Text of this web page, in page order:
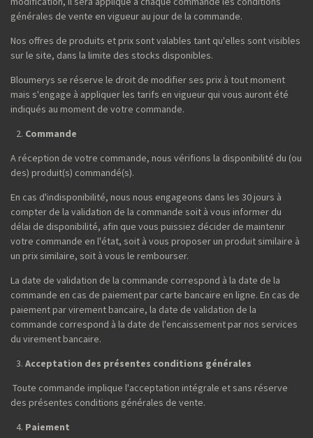
générales de vente en vigueur au jour de la commande.
Nos offres de produits et prix sont valables tant qu'elles sont visibles
sur le site, dans la limite des stocks disponibles.
Bloumerys se réserve le droit de modifier ses prix à tout moment
mais s'engage à appliquer les tarifs en vigueur qui vous auront été
indiqués au moment de votre commande.
Commande
A réception de votre commande, nous vérifions la disponibilité du (ou
des) produit(s) commandé(s).
En cas d'indisponibilité, nous nous engageons dans les 30 jours à
compter de la validation de la commande soit à vous informer du
délai de disponibilité, afin que vous puissiez décider de maintenir
votre commande en l'état, soit à vous proposer un produit similaire à
un prix similaire, soit à vous le rembourser.
La date de validation de la commande correspond à la date de la
commande en cas de paiement par carte bancaire en ligne. En cas de
paiement par virement bancaire, la date de validation de la
commande correspond à la date de l'encaissement par nos services
du virement bancaire.
Acceptation des présentes conditions générales
Toute commande implique l'acceptation intégrale et sans réserve
des présentes conditions générales de vente.
Paiement